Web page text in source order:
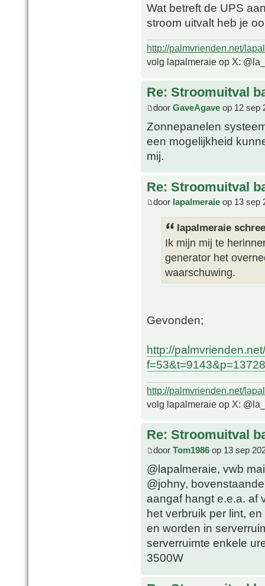
Wat betreft de UPS
stroom uitvalt heb je
http://palmvrienden.net/
volg lapalmeraie op X:
Re: Stroomuitval
door GaveAgave op 12 sep
Zonnepanelen
een mogelijkheid
mij.
Re: Stroomuitval
door lapalmeraie op 13 sep
lapalmeraie
Ik mijn mij te
generator het
waarschuwing.
Gevonden;
http://
http://palmvrienden.net/
volg lapalmeraie op X:
Re: Stroomuitval
door Tom1986 op 13 sep
@lapalmeraie, vwb
@johny,
aangaf hangt e.e.a. af
het verbruik per lint,
en worden in
serverruimte enkele
3500W